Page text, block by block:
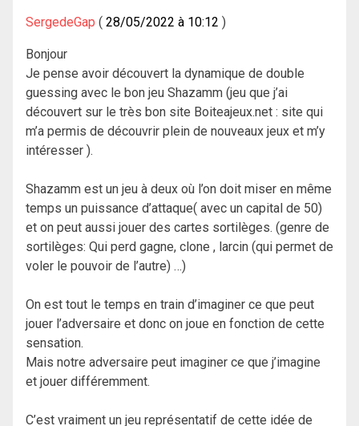
SergedeGap 28/05/2022 à 10:12
Bonjour
Je pense avoir découvert la dynamique de double
guessing avec le bon jeu Shazamm (jeu que j’ai
découvert sur le très bon site Boiteajeux.net : site qui
m’a permis de découvrir plein de nouveaux jeux et m’y
intéresser ).
Shazamm est un jeu à deux où l’on doit miser en même
temps un puissance d’attaque( avec un capital de 50)
et on peut aussi jouer des cartes sortilèges. (genre de
sortilèges: Qui perd gagne, clone , larcin (qui permet de
voler le pouvoir de l’autre) …)
On est tout le temps en train d’imaginer ce que peut
jouer l’adversaire et donc on joue en fonction de cette
sensation.
Mais notre adversaire peut imaginer ce que j’imagine
et jouer différemment.
C’est vraiment un jeu représentatif de cette idée de